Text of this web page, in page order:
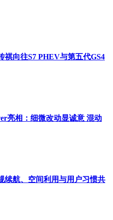
祺向往S7 PHEV与第五代GS4
亮相：细微改动显诚意 混动
续航、空间利用与用户习惯共